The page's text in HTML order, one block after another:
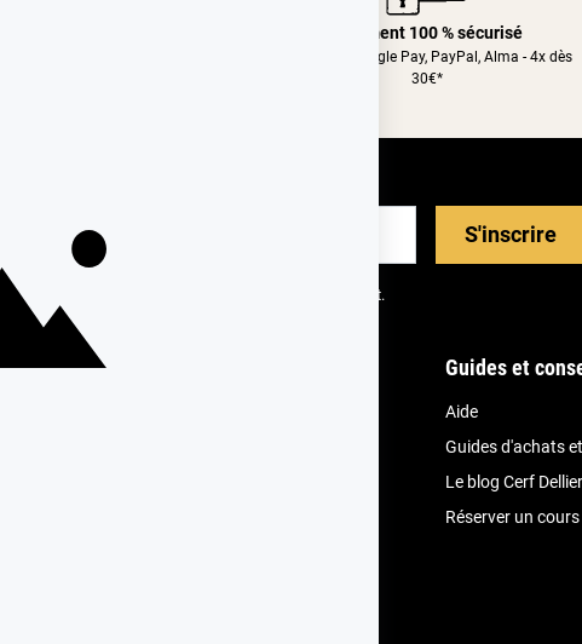
Paiement 100 % sécurisé
CB, Apple&Google Pay, PayPal, Alma - 4x dès
30€*
S'inscrire
Vous pourrez vous désinscrire depuis votre espace client.
Votre commande Guides et
Aide
Guides d'achats
Le blog Cerf Dellier
Réserver un